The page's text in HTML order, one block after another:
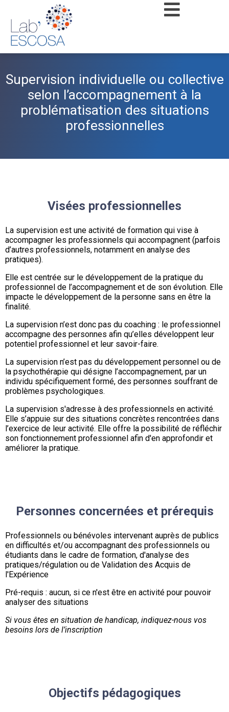
Supervision individuelle ou collective
selon l’accompagnement à la
problématisation des situations
professionnelles
Visées professionnelles
La supervision est une activité de formation qui vise à
accompagner les professionnels qui accompagnent (parfois
d’autres professionnels, notamment en analyse des
pratiques).
Elle est centrée sur le développement de la pratique du
professionnel de l’accompagnement et de son évolution. Elle
impacte le développement de la personne sans en être la
finalité.
La supervision n’est donc pas du coaching : le professionnel
accompagne des personnes afin qu’elles développent leur
potentiel professionnel et leur savoir-faire.
La supervision n’est pas du développement personnel ou de
la psychothérapie qui désigne l’accompagnement, par un
individu spécifiquement formé, des personnes souffrant de
problèmes psychologiques.
La supervision s'adresse à des professionnels en activité.
Elle s’appuie sur des situations concrètes rencontrées dans
l’exercice de leur activité. Elle offre la possibilité de réfléchir
son fonctionnement professionnel afin d'en approfondir et
améliorer la pratique.
Personnes concernées et prérequis
Professionnels ou bénévoles intervenant auprès de publics
en difficultés et/ou accompagnant des professionnels ou
étudiants dans le cadre de formation, d'analyse des
pratiques/régulation ou de Validation des Acquis de
l'Expérience
Pré-requis : aucun, si ce n'est être en activité pour pouvoir
analyser des situations
Si vous êtes en situation de handicap, indiquez-nous vos
besoins lors de l’inscription
Objectifs pédagogiques